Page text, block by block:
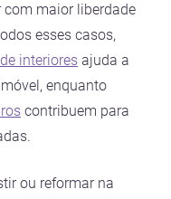
maior liberdade
esses casos,
interiores ajuda a
enquanto
contribuem para
ou reformar na